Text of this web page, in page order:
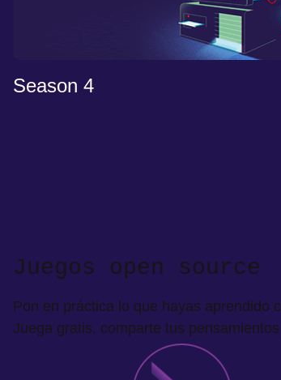
Season 4
Juegos open source
Pon en práctica lo que hayas aprendido
Juega gratis, comparte tus